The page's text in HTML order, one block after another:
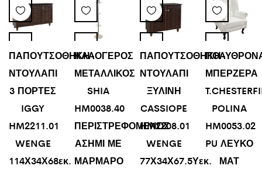
ΠΑΠΟΥΤΣΟΘΗΚΗ-
ΝΤΟΥΛΑΠΙ
3 ΠΟΡΤΕΣ
IGGY
HM2211.01
WENGE
114Χ34Χ68εκ.
ΚΑΛΟΓΕΡΟΣ
ΜΕΤΑΛΛΙΚΟΣ
SHIA
HM0038.40
ΠΕΡΙΣΤΡΕΦΟΜΕΝΟΣ
ΑΣΗΜΙ ΜΕ
ΜΑΡΜΑΡΟ
ΠΑΠΟΥΤΣΟΘΗΚΗ-
ΝΤΟΥΛΑΠΙ
ΞΥΛΙΝΗ
CASSIOPE
HM2208.01
WENGE
77Χ34Χ67.5Υεκ.
ΜΠΕΡΖΕΡΑ
POLINA
HM0053.02
PU ΛΕΥΚΟ
ΜΑΤ